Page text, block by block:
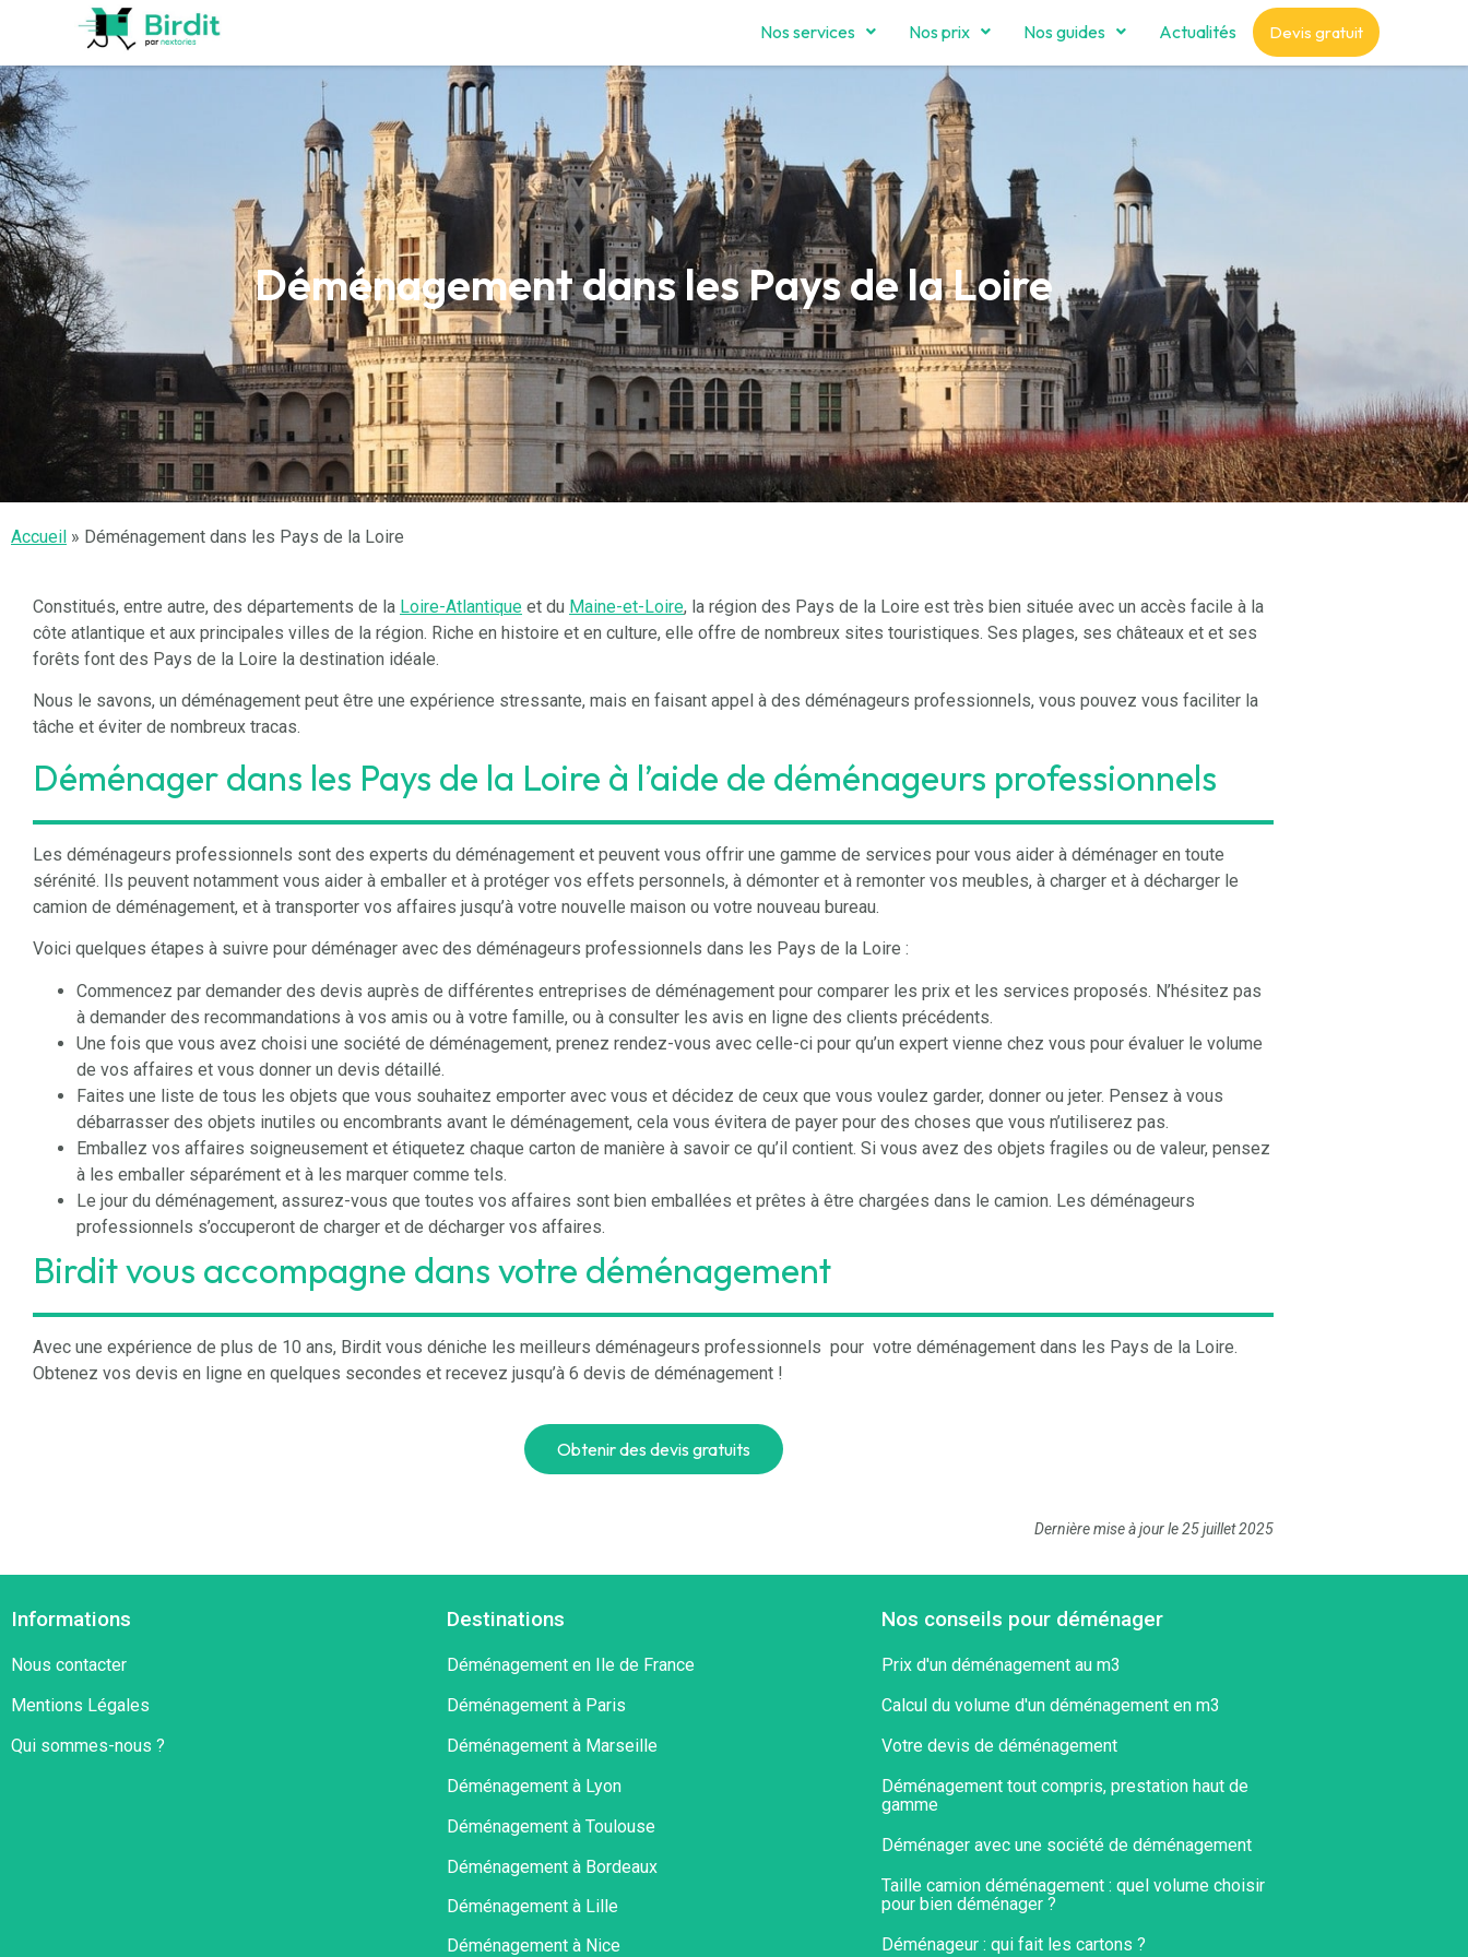
Nos services Nos prix Nos guides Actualités Devis gratuit
Déménagement dans les Pays de la Loire
Accueil » Déménagement dans les Pays de la Loire
Constitués, entre autre, des départements de la Loire-Atlantique et du Maine-et-Loire, la région des Pays de la Loire est très bien située avec un accès facile à la
côte atlantique et aux principales villes de la région. Riche en histoire et en culture, elle offre de nombreux sites touristiques. Ses plages, ses châteaux et et ses
forêts font des Pays de la Loire la destination idéale.
Nous le savons, un déménagement peut être une expérience stressante, mais en faisant appel à des déménageurs professionnels, vous pouvez vous faciliter la
tâche et éviter de nombreux tracas.
Déménager dans les Pays de la Loire à l’aide de déménageurs professionnels
Les déménageurs professionnels sont des experts du déménagement et peuvent vous offrir une gamme de services pour vous aider à déménager en toute
sérénité. Ils peuvent notamment vous aider à emballer et à protéger vos effets personnels, à démonter et à remonter vos meubles, à charger et à décharger le
camion de déménagement, et à transporter vos affaires jusqu’à votre nouvelle maison ou votre nouveau bureau.
Voici quelques étapes à suivre pour déménager avec des déménageurs professionnels dans les Pays de la Loire :
Commencez par demander des devis auprès de différentes entreprises de déménagement pour comparer les prix et les services proposés. N’hésitez pas
à demander des recommandations à vos amis ou à votre famille, ou à consulter les avis en ligne des clients précédents.
Une fois que vous avez choisi une société de déménagement, prenez rendez-vous avec celle-ci pour qu’un expert vienne chez vous pour évaluer le volume
de vos affaires et vous donner un devis détaillé.
Faites une liste de tous les objets que vous souhaitez emporter avec vous et décidez de ceux que vous voulez garder, donner ou jeter. Pensez à vous
débarrasser des objets inutiles ou encombrants avant le déménagement, cela vous évitera de payer pour des choses que vous n’utiliserez pas.
Emballez vos affaires soigneusement et étiquetez chaque carton de manière à savoir ce qu’il contient. Si vous avez des objets fragiles ou de valeur, pensez
à les emballer séparément et à les marquer comme tels.
Le jour du déménagement, assurez-vous que toutes vos affaires sont bien emballées et prêtes à être chargées dans le camion. Les déménageurs
professionnels s’occuperont de charger et de décharger vos affaires.
Birdit vous accompagne dans votre déménagement
Avec une expérience de plus de 10 ans, Birdit vous déniche les meilleurs déménageurs professionnels pour votre déménagement dans les Pays de la Loire.
Obtenez vos devis en ligne en quelques secondes et recevez jusqu’à 6 devis de déménagement !
Obtenir des devis gratuits
Dernière mise à jour le 25 juillet 2025
Informations
Nous contacter
Mentions Légales
Qui sommes-nous ?
Destinations
Déménagement en Ile de France
Déménagement à Paris
Déménagement à Marseille
Déménagement à Lyon
Déménagement à Toulouse
Déménagement à Bordeaux
Déménagement à Lille
Déménagement à Nice
Nos conseils pour déménager
Prix d'un déménagement au m3
Calcul du volume d'un déménagement en m3
Votre devis de déménagement
Déménagement tout compris, prestation haut de
gamme
Déménager avec une société de déménagement
Taille camion déménagement : quel volume choisir
pour bien déménager ?​
Déménageur : qui fait les cartons ?​